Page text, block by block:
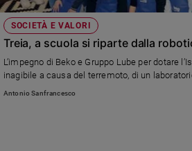
SOCIETÀ E VALORI
Treia, a scuola si riparte dalla
L’impegno di Beko e Gruppo Lube per dotare
Antonio Sanfrancesco